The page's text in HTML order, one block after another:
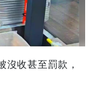
沒收甚至罰款，